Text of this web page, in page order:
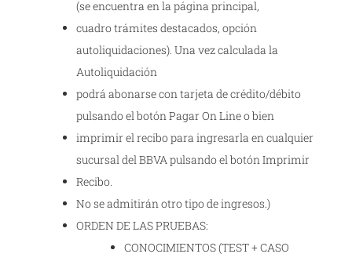
(se encuentra en la página principal,
cuadro trámites destacados, opción
autoliquidaciones). Una vez calculada la
Autoliquidación
podrá abonarse con tarjeta de crédito/débito
pulsando el botón Pagar On Line o bien
imprimir el recibo para ingresarla en cualquier
sucursal del BBVA pulsando el botón Imprimir
Recibo.
No se admitirán otro tipo de ingresos.)
ORDEN DE LAS PRUEBAS:
CONOCIMIENTOS (TEST + CASO